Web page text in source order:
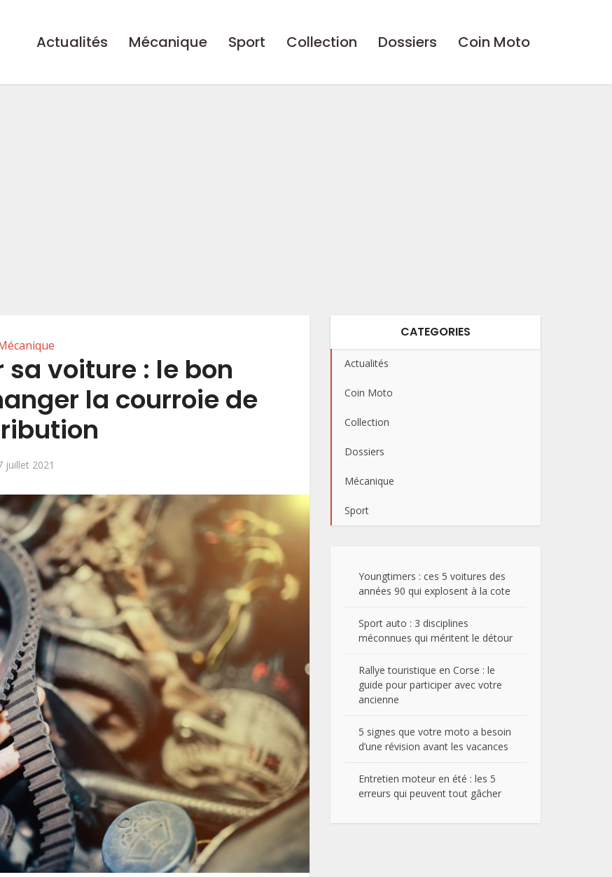
Actualités Mécanique Sport Collection Dossiers Coin Moto
voiture : le bon
la courroie de
juillet 2021
CATEGORIES
Actualités
Coin Moto
Collection
Dossiers
Mécanique
Sport
Youngtimers : ces 5 voitures des
années 90 qui explosent à la cote
Sport auto : 3 disciplines
méconnues qui méritent le détour
Rallye touristique en Corse : le
guide pour participer avec votre
ancienne
5 signes que votre moto a besoin
d’une révision avant les vacances
Entretien moteur en été : les 5
erreurs qui peuvent tout gâcher